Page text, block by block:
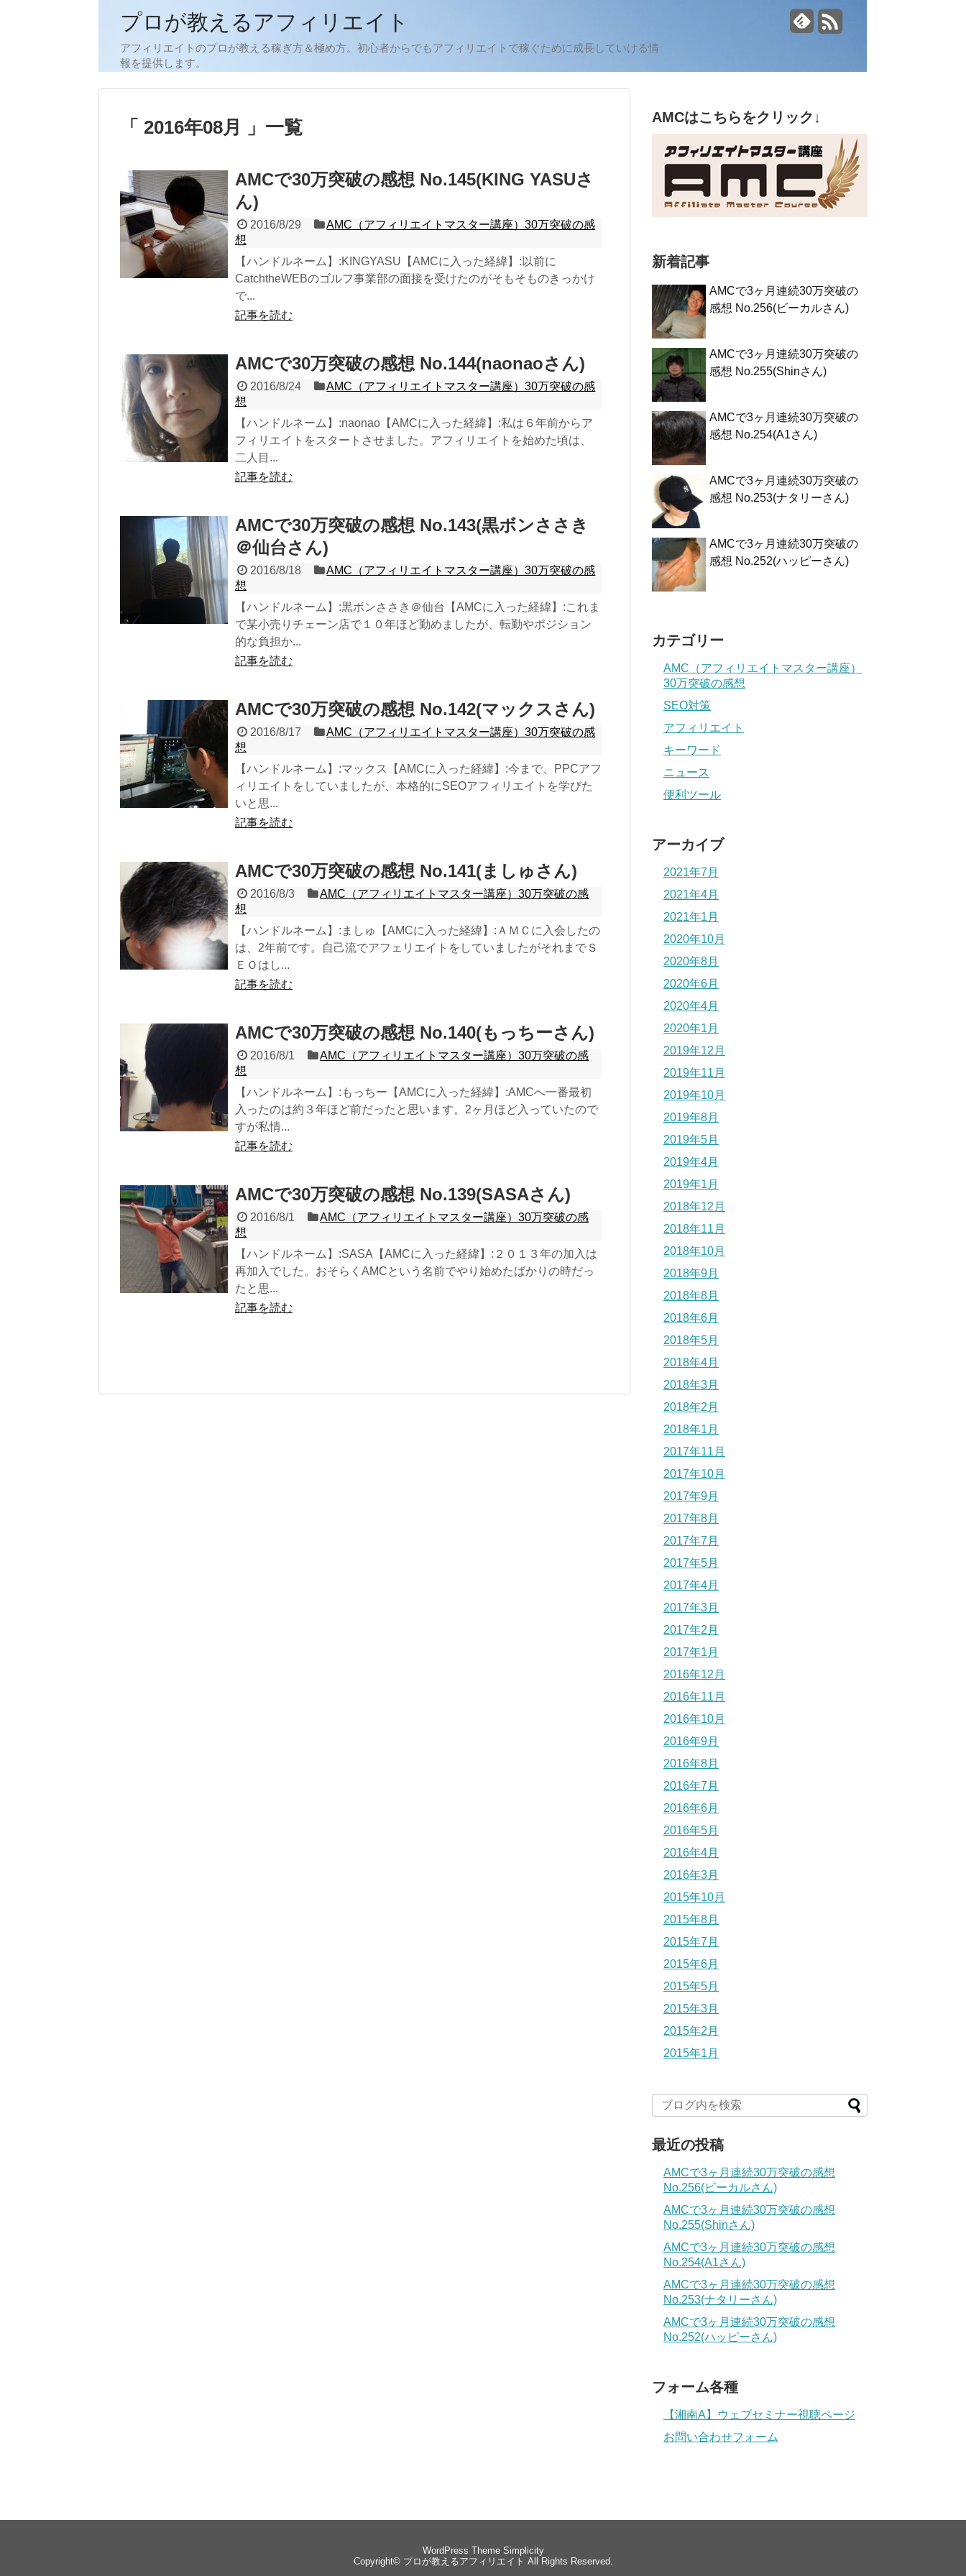
プロが教えるアフィリエイト
アフィリエイトのプロが教える稼ぎ方＆極め方。初心者からでもアフィリエイトで稼ぐために成長していける情
報を提供します。
2016年08月 一覧
AMCで30万突破の感想 No.145(KING YASUさ
ん)
2016/8/29
AMC（アフィリエイトマスター講座）30万突破の感
想
【ハンドルネーム】:KINGYASU【AMCに入った経緯】:以前に
CatchtheWEBのゴルフ事業部の面接を受けたのがそもそものきっかけ
で...
記事を読む
AMCで30万突破の感想 No.144(naonaoさん)
2016/8/24
AMC（アフィリエイトマスター講座）30万突破の感
想
【ハンドルネーム】:naonao【AMCに入った経緯】:私は６年前からア
フィリエイトをスタートさせました。アフィリエイトを始めた頃は、
二人目...
記事を読む
AMCで30万突破の感想 No.143(黒ボンささき
＠仙台さん)
2016/8/18
AMC（アフィリエイトマスター講座）30万突破の感
想
【ハンドルネーム】:黒ボンささき＠仙台【AMCに入った経緯】:これま
で某小売りチェーン店で１０年ほど勤めましたが、転勤やポジション
的な負担か...
記事を読む
AMCで30万突破の感想 No.142(マックスさん)
2016/8/17
AMC（アフィリエイトマスター講座）30万突破の感
想
【ハンドルネーム】:マックス【AMCに入った経緯】:今まで、PPCアフ
ィリエイトをしていましたが、本格的にSEOアフィリエイトを学びた
いと思...
記事を読む
AMCで30万突破の感想 No.141(ましゅさん)
2016/8/3
AMC（アフィリエイトマスター講座）30万突破の感
想
【ハンドルネーム】:ましゅ【AMCに入った経緯】:ＡＭＣに入会したの
は、2年前です。自己流でアフェリエイトをしていましたがそれまでＳ
ＥＯはし...
記事を読む
AMCで30万突破の感想 No.140(もっちーさん)
2016/8/1
AMC（アフィリエイトマスター講座）30万突破の感
想
【ハンドルネーム】:もっちー【AMCに入った経緯】:AMCへ一番最初
入ったのは約３年ほど前だったと思います。2ヶ月ほど入っていたので
すが私情...
記事を読む
AMCで30万突破の感想 No.139(SASAさん)
2016/8/1
AMC（アフィリエイトマスター講座）30万突破の感
想
【ハンドルネーム】:SASA【AMCに入った経緯】:２０１３年の加入は
再加入でした。おそらくAMCという名前でやり始めたばかりの時だっ
たと思...
記事を読む
AMCはこちらをクリック↓
新着記事
AMCで3ヶ月連続30万突破の
感想 No.256(ビーカルさん)
AMCで3ヶ月連続30万突破の
感想 No.255(Shinさん)
AMCで3ヶ月連続30万突破の
感想 No.254(A1さん)
AMCで3ヶ月連続30万突破の
感想 No.253(ナタリーさん)
AMCで3ヶ月連続30万突破の
感想 No.252(ハッピーさん)
カテゴリー
AMC（アフィリエイトマスター講座）
30万突破の感想
SEO対策
アフィリエイト
キーワード
ニュース
便利ツール
アーカイブ
2021年7月
2021年4月
2021年1月
2020年10月
2020年8月
2020年6月
2020年4月
2020年1月
2019年12月
2019年11月
2019年10月
2019年8月
2019年5月
2019年4月
2019年1月
2018年12月
2018年11月
2018年10月
2018年9月
2018年8月
2018年6月
2018年5月
2018年4月
2018年3月
2018年2月
2018年1月
2017年11月
2017年10月
2017年9月
2017年8月
2017年7月
2017年5月
2017年4月
2017年3月
2017年2月
2017年1月
2016年12月
2016年11月
2016年10月
2016年9月
2016年8月
2016年7月
2016年6月
2016年5月
2016年4月
2016年3月
2015年10月
2015年8月
2015年7月
2015年6月
2015年5月
2015年3月
2015年2月
2015年1月
最近の投稿
AMCで3ヶ月連続30万突破の感想
No.256(ビーカルさん)
AMCで3ヶ月連続30万突破の感想
No.255(Shinさん)
AMCで3ヶ月連続30万突破の感想
No.254(A1さん)
AMCで3ヶ月連続30万突破の感想
No.253(ナタリーさん)
AMCで3ヶ月連続30万突破の感想
No.252(ハッピーさん)
フォーム各種
【湘南A】ウェブセミナー視聴ページ
お問い合わせフォーム
WordPress Theme Simplicity
Copyright© プロが教えるアフィリエイト All Rights Reserved.